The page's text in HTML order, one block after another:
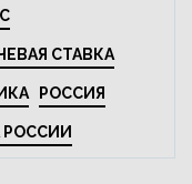
СТАВКА
РОССИЯ